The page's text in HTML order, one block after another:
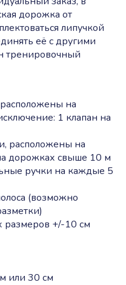
дорожка от
липучкой
её с другими
тренировочный
на
1 клапан на
расположены на
дорожках свыше 10 м
ручки на каждые 5
(возможно
размеров +/-10 см
или 30 см